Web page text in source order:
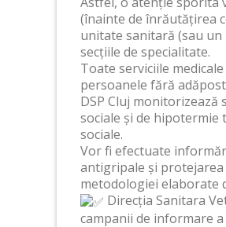
(înainte de înrăutățirea
unitate sanitară (sau
secțiile de specialitate.
Toate serviciile
persoanele fără
DSP Cluj
sociale și de
sociale.
Vor fi efectuate
antigripale și
metodologiei elaborate
Direcția Sanitara
campanii de informare